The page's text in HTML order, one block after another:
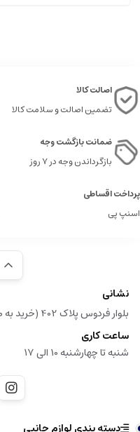
اصالت کالا
تضمین اصالت و سلامت کالا
ضمانت بازگشت وجه
بازگرداندن وجه در ۷ روز
پرداخت اقساطی
اسنپ پی
نشانی
بلوار فردوس پلاک 402 (خرید به صورت حضوری امکان پذیر نیست)
ساعت کاری
شنبه تا چهارشنبه 10 الی 17
دسته بندی لوازم جانبی